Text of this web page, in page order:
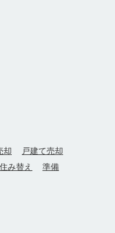
却
戸建て売却
住み替え
準備